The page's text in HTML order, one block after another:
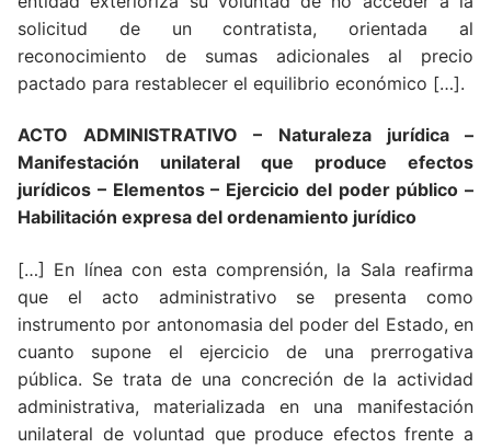
solicitud de un contratista, orientada al
reconocimiento de sumas adicionales al precio
pactado para restablecer el equilibrio económico […].
ACTO ADMINISTRATIVO– Naturaleza jurídica –
Manifestación unilateral que produce efectos
jurídicos – Elementos – Ejercicio del poder público –
Habilitación expresa del ordenamiento jurídico
[…] En línea con esta comprensión, la Sala reafirma
que el acto administrativo se presenta como
instrumento por antonomasia del poder del Estado, en
cuanto supone el ejercicio de una prerrogativa
pública. Se trata de una concreción de la actividad
administrativa, materializada en una manifestación
unilateral de voluntad que produce efectos frente a